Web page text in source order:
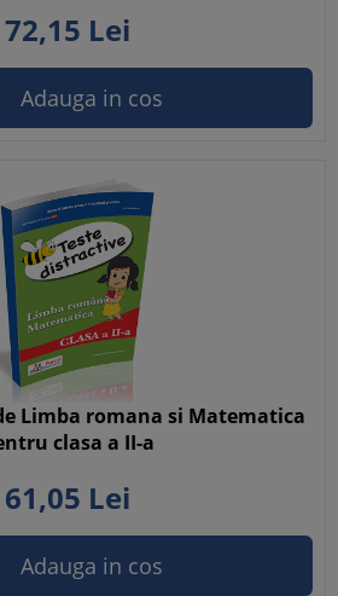
72,15 Lei
Adauga in cos
Limba romana si Matematica
clasa a II-a
61,05 Lei
Adauga in cos